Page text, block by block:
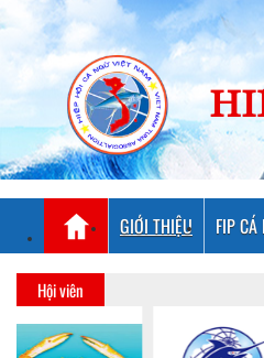
GIỚI THIỆU FIP CÁ
Hội viên